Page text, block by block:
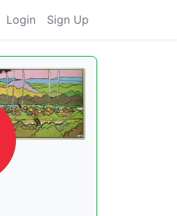
Login Sign Up